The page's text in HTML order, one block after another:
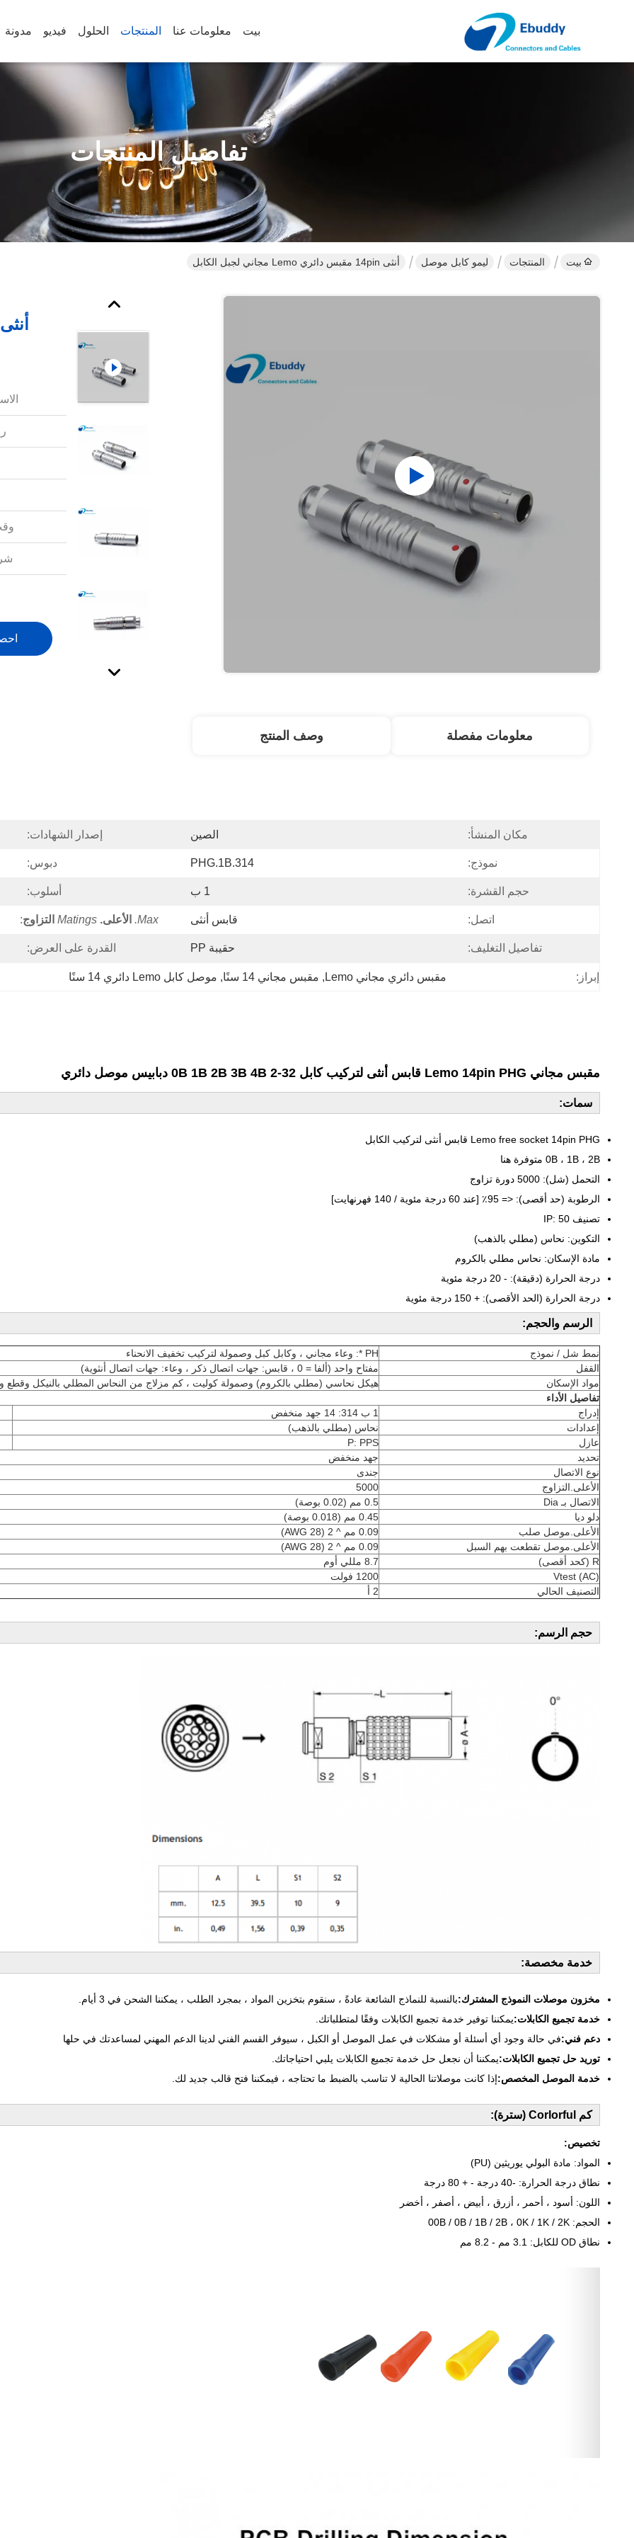
بيت معلومات عنا المنتجات الحلول فيديو مدونة
تفاصيل المنتجات
بيت المنتجات ليمو كابل موصل أنثى 14pin مقبس دائري Lemo مجاني لجبل الكابل
معلومات مفصلة وصف المنتج
مكان المنشأ: الصين إصدار الشهادات:
نموذج: PHG.1B.314 دبوس:
حجم القشرة: 1 ب أسلوب:
اتصل: قابس أنثى Max. الأعلى. Matings التزاوج:
تفاصيل التغليف: حقيبة PP القدرة على العرض:
إبراز: مقبس دائري مجاني Lemo , مقبس مجاني 14 سنًا , موصل كابل Lemo دائري 14 سنًا
مقبس مجاني Lemo 14pin PHG قابس أنثى لتركيب كابل 0B 1B 2B 3B 4B 2-32 دبابيس موصل دائري
سمات:
Lemo free socket 14pin PHG قابس أنثى لتركيب الكابل
0B ، 1B ، 2B متوفرة هنا
التحمل (شل): 5000 دورة تزاوج
الرطوبة (حد أقصى): <= 95٪ [عند 60 درجة مئوية / 140 فهرنهايت]
تصنيف IP: 50
التكوين: نحاس (مطلي بالذهب)
مادة الإسكان: نحاس مطلي بالكروم
درجة الحرارة (دقيقة): - 20 درجة مئوية
درجة الحرارة (الحد الأقصى): + 150 درجة مئوية
الرسم والحجم:
نمط شل / نموذج
PH *: وعاء مجاني ، وكابل كبل وصمولة لتركيب تخفيف الانحناء
القفل
مفتاح واحد (ألفا = 0 ، قابس: جهات اتصال ذكر ، وعاء: جهات اتصال أنثوية)
مواد الإسكان
هيكل نحاسي (مطلي بالكروم) وصمولة كوليت ، كم مزلاج من النحاس المطلي بالنيكل وقطع
تفاصيل الأداء
إدراج
1 ب 314: 14 جهد منخفض
إعدادات
نحاس (مطلي بالذهب)
عازل
P: PPS
تحديد
جهد منخفض
نوع الاتصال
جندى
الأعلى.التزاوج
5000
الاتصال بـ Dia
0.5 مم (0.02 بوصة)
دلو ديا
0.45 مم (0.018 بوصة)
الأعلى.موصل صلب
0.09 مم ^ 2 (AWG 28)
الأعلى.موصل تقطعت بهم السبل
0.09 مم ^ 2 (AWG 28)
R (كحد أقصى)
8.7 مللي أوم
Vtest (AC)
1200 فولت
التصنيف الحالي
2 أ
حجم الرسم:
خدمة مخصصة:
مخزون موصلات النموذج المشترك:بالنسبة للنماذج الشائعة عادةً ، سنقوم بتخزين المواد ، بمجرد الطلب ، يمكننا الشحن في 3 أيام.
خدمة تجميع الكابلات:يمكننا توفير خدمة تجميع الكابلات وفقًا لمتطلباتك.
دعم فني:في حالة وجود أي أسئلة أو مشكلات في عمل الموصل أو الكبل ، سيوفر القسم الفني لدينا الدعم المهني لمساعدتك في حلها
توريد حل تجميع الكابلات:يمكننا أن نجعل حل خدمة تجميع الكابلات يلبي احتياجاتك.
خدمة الموصل المخصص:إذا كانت موصلاتنا الحالية لا تناسب بالضبط ما تحتاجه ، فيمكننا فتح قالب جديد لك.
كم Corlorful (سترة):
تخصيص:
المواد: مادة البولي يوريثين (PU)
نطاق درجة الحرارة: -40 درجة - + 80 درجة
اللون: أسود ، أحمر ، أزرق ، أبيض ، أصفر ، أخضر
الحجم: 00B / 0B / 1B / 2B ، 0K / 1K / 2K
نطاق OD للكابل: 3.1 مم - 8.2 مم